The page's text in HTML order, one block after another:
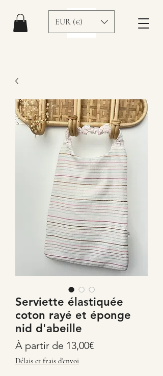
EUR (€)
Serviette élastiquée
coton rayé et éponge
nid d'abeille
À partir de 13,00€Prix
Délais et frais d'envoi